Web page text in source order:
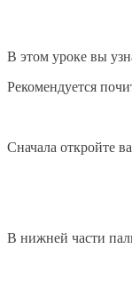
В этом уроке вы
Рекомендуется
Сначала откройте
В нижней части